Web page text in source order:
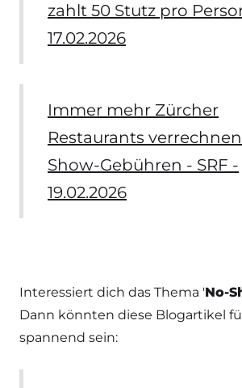
zahlt 50 Stutz pro
17.02.2026
Immer mehr Zürcher
Restaurants
Show-Gebühren - SRF -
19.02.2026
Interessiert dich das Thema 'No-
Dann könnten diese Blogartikel
spannend sein: